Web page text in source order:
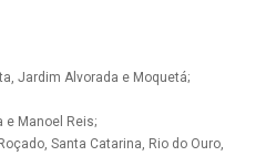
Jardim Alvorada e Moquetá;
e Manoel Reis;
Santa Catarina, Rio do Ouro,